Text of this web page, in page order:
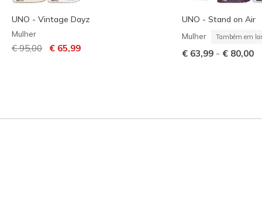
UNO - Vintage Dayz
Mulher
Preço com desconto de
€ 95,00 para
€ 65,99
UNO - Stand on Air
Mulher Também em
€ 63,99 - € 80,00